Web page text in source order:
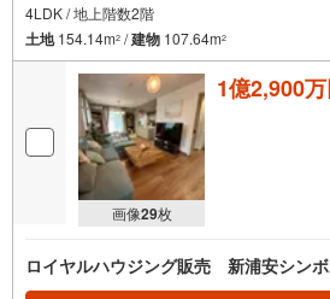
4LDK / 地上階数2階
土地154.14m2 /建物 107.64m2
画像29枚
1億2,900
ロイヤルハウジング販売 新浦安シン